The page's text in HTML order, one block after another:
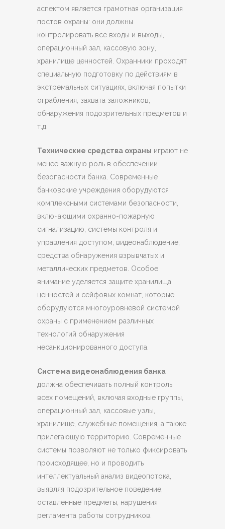
аспектом является грамотная организация
постов охраны: они должны
контролировать все входы и выходы,
операционный зал, кассовую зону,
хранилище ценностей. Охранники проходят
специальную подготовку по действиям в
экстремальных ситуациях, включая попытки
ограбления, захвата заложников,
обнаружения подозрительных предметов и
т.д.
Технические средства охраны играют не
менее важную роль в обеспечении
безопасности банка. Современные
банковские учреждения оборудуются
комплексными системами безопасности,
включающими охранно-пожарную
сигнализацию, системы контроля и
управления доступом, видеонаблюдение,
средства обнаружения взрывчатых и
металлических предметов. Особое
внимание уделяется защите хранилища
ценностей и сейфовых комнат, которые
оборудуются многоуровневой системой
охраны с применением различных
технологий обнаружения
несанкционированного доступа.
Система видеонаблюдения банка
должна обеспечивать полный контроль
всех помещений, включая входные группы,
операционный зал, кассовые узлы,
хранилище, служебные помещения, а также
прилегающую территорию. Современные
системы позволяют не только фиксировать
происходящее, но и проводить
интеллектуальный анализ видеопотока,
выявляя подозрительное поведение,
оставленные предметы, нарушения
регламента работы сотрудников.